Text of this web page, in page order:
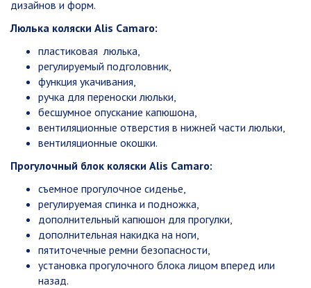
дизайнов и форм.
Люлька коляски Alis Camaro:
пластиковая люлька,
регулируемый подголовник,
функция укачивания,
ручка для переноски люльки,
бесшумное опускание капюшона,
вентиляционные отверстия в нижней части люльки,
вентиляционные окошки.
Прогулочный блок коляски Alis Camaro:
съемное прогулочное сиденье,
регулируемая спинка и подножка,
дополнительный капюшон для прогулки,
дополнительная накидка на ноги,
пятиточечные ремни безопасности,
установка прогулочного блока лицом вперед или
назад.